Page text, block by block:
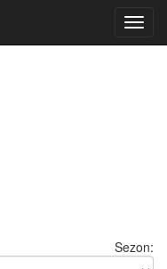
Sezon: